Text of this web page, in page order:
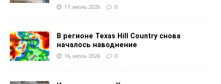
17, июль 2026 0
В регионе Texas Hill Country снова
началось наводнение
16, июль 2026 0